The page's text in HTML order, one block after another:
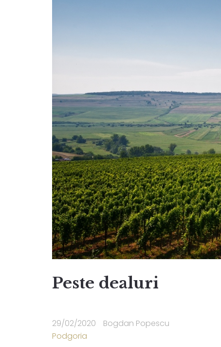
Peste dealuri
29/02/2020
Bogdan Popescu
Podgoria